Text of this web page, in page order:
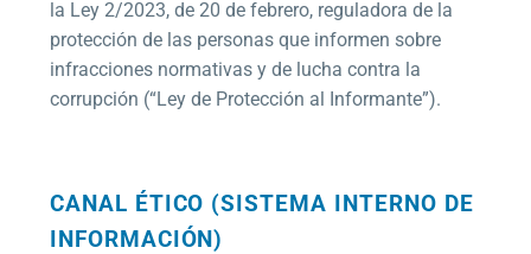
la Ley 2/2023, de 20 de febrero, reguladora de la
protección de las personas que informen sobre
infracciones normativas y de lucha contra la
corrupción (“Ley de Protección al Informante”).
CANAL ÉTICO (SISTEMA INTERNO DE
INFORMACIÓN)